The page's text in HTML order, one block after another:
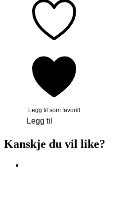
Legg til som favoritt
Legg til
Kanskje du vil like?